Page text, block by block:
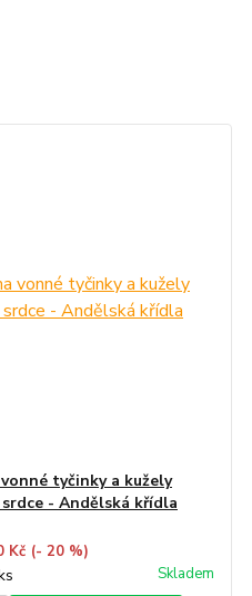
tyčinky a kužely
- Andělská křídla
Kč (- 20 %)
Skladem